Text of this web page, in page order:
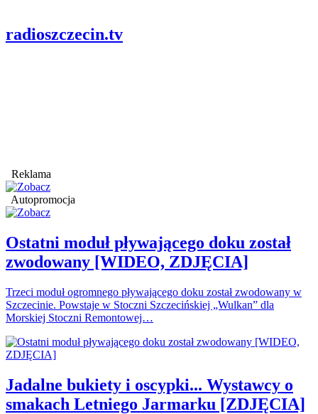
radioszczecin.tv
Reklama
Autopromocja
Ostatni moduł pływającego doku został
zwodowany [WIDEO, ZDJĘCIA]
Trzeci moduł ogromnego pływającego doku został zwodowany w
Szczecinie. Powstaje w Stoczni Szczecińskiej „Wulkan” dla
Morskiej Stoczni Remontowej…
Jadalne bukiety i oscypki... Wystawcy o
smakach Letniego Jarmarku [ZDJĘCIA]